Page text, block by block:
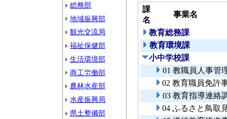
総務部
地域振興部
観光交流局
福祉保健部
生活環境部
商工労働部
農林水産部
水産振興局
県土整備部
課
名
事業名
教育総務課
教育環境課
小中学校課
01 教職員人事管
02 教育職員免許
03 教育指導連絡
04 ふるさと鳥取